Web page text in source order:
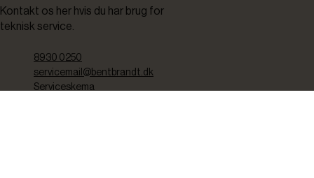
Kontakt os her hvis du har brug for
teknisk service.
8930 0250
servicemail@bentbrandt.dk
Serviceskema